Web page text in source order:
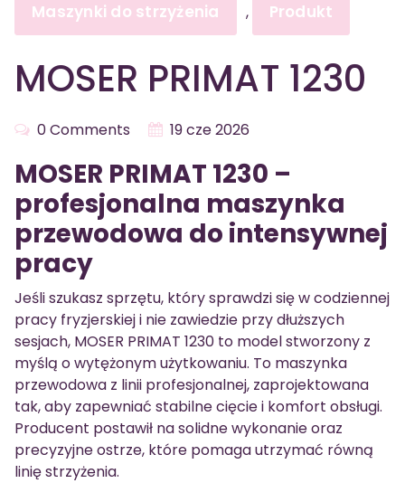
Maszynki do strzyżenia , Produkt
MOSER PRIMAT 1230
0 Comments 19 cze 2026
MOSER PRIMAT 1230 –
profesjonalna maszynka
przewodowa do intensywnej
pracy
Jeśli szukasz sprzętu, który sprawdzi się w codziennej
pracy fryzjerskiej i nie zawiedzie przy dłuższych
sesjach, MOSER PRIMAT 1230 to model stworzony z
myślą o wytężonym użytkowaniu. To maszynka
przewodowa z linii profesjonalnej, zaprojektowana
tak, aby zapewniać stabilne cięcie i komfort obsługi.
Producent postawił na solidne wykonanie oraz
precyzyjne ostrze, które pomaga utrzymać równą
linię strzyżenia.